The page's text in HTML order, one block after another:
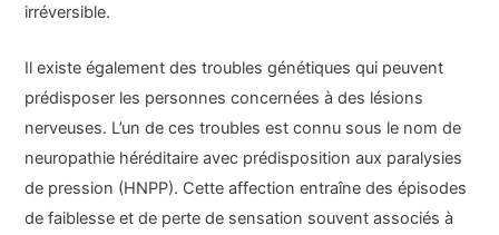
irréversible.
Il existe également des troubles génétiques qui peuvent
prédisposer les personnes concernées à des lésions
nerveuses. L’un de ces troubles est connu sous le nom de
neuropathie héréditaire avec prédisposition aux paralysies
de pression (HNPP). Cette affection entraîne des épisodes
de faiblesse et de perte de sensation souvent associés à